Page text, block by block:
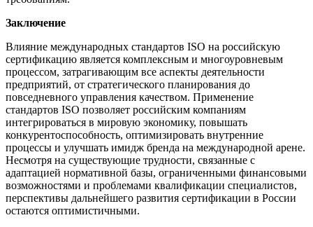
Заключение
Влияние международных стандартов ISO на российскую
сертификацию является комплексным и многоуровневым
процессом, затрагивающим все аспекты деятельности
предприятий, от стратегического планирования до
повседневного управления качеством. Применение
стандартов ISO позволяет российским компаниям
интегрироваться в мировую экономику, повышать
конкурентоспособность, оптимизировать внутренние
процессы и улучшать имидж бренда на международной арене.
Несмотря на существующие трудности, связанные с
адаптацией нормативной базы, ограниченными финансовыми
возможностями и проблемами квалификации специалистов,
перспективы дальнейшего развития сертификации в России
остаются оптимистичными.